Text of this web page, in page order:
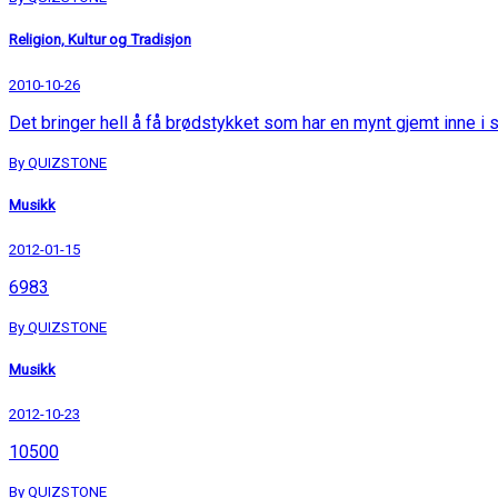
Religion, Kultur og Tradisjon
2010-10-26
Det bringer hell å få brødstykket som har en mynt gjemt inne i
By QUIZSTONE
Musikk
2012-01-15
6983
By QUIZSTONE
Musikk
2012-10-23
10500
By QUIZSTONE